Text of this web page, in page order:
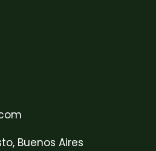
Buenos Aires